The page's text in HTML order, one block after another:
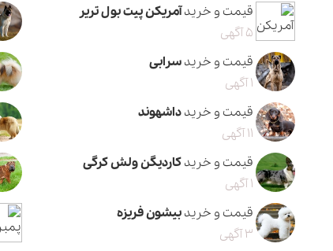
قیمت و خریدآمریکن پیت بول تریر
5 آگهی
قیمت و خریدسرابی
1 آگهی
قیمت و خریدداشهوند
11 آگهی
قیمت و خریدکاردیگن ولش کرگی
1 آگهی
قیمت و خریدبیشون فریزه
3 آگهی